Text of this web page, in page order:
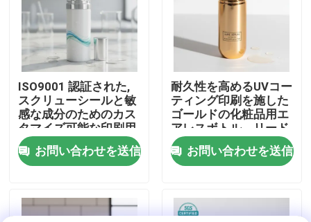
企業情報
会社案内
品質管理
お問い合わせ
ISO9001 認証された,
スクリューシールと敏
感な成分のためのカス
タマイズ可能な印刷用
空気のない化粧品ボト
ル お問い合わせを送信
耐久性を高めるUVコー
ティング印刷を施した
ゴールドの化粧品用エ
アレスボトル、リード
タイム40～45日
お問い合わせを送信